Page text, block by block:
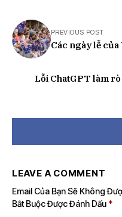
PREVIOUS POST
Các ngày lễ
Lỗi ChatGPT làm
LEAVE A COMMENT
Email Của Bạn Sẽ Không
Bắt Buộc Được Đánh Dấu *